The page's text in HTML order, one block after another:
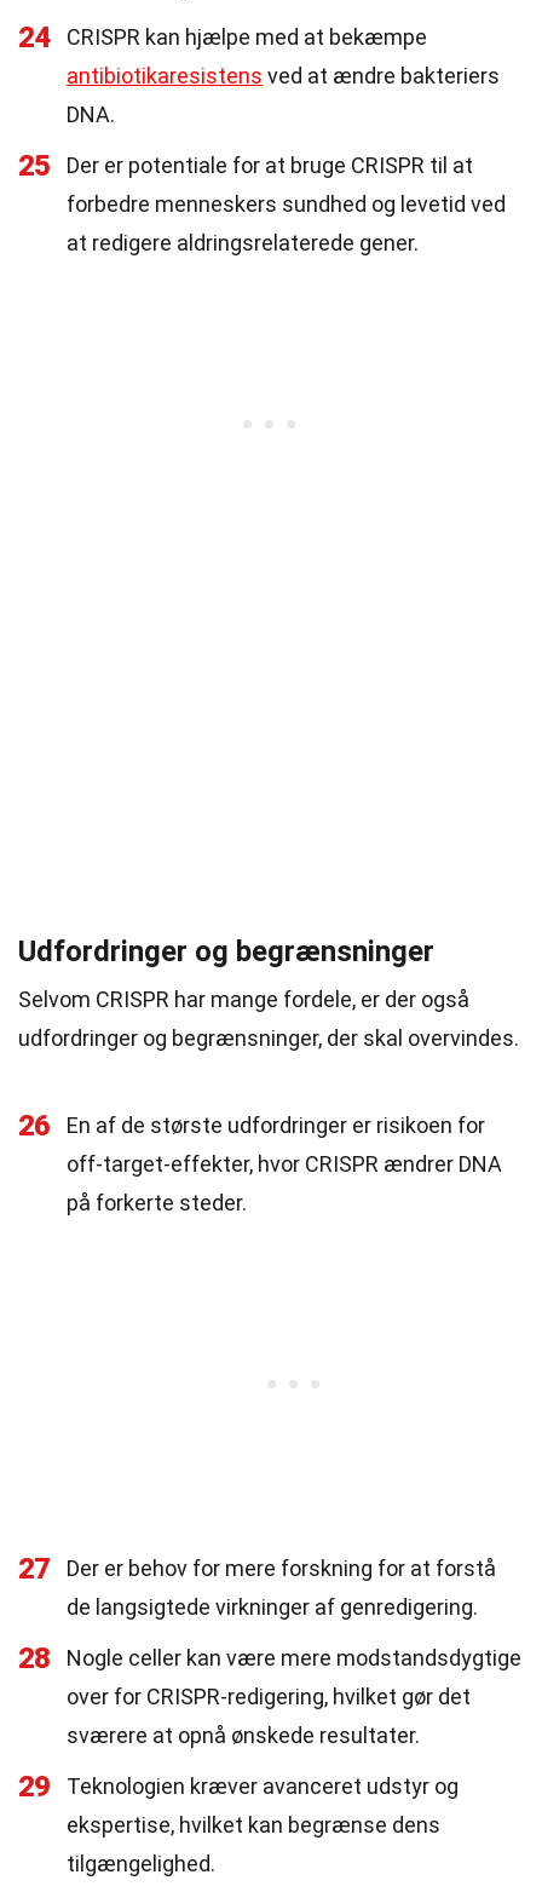
24
CRISPR kan hjælpe med at bekæmpe
antibiotikaresistens ved at ændre bakteriers
DNA.
25
Der er potentiale for at bruge CRISPR til at
forbedre menneskers sundhed og levetid ved
at redigere aldringsrelaterede gener.
Udfordringer og begrænsninger
Selvom CRISPR har mange fordele, er der også
udfordringer og begrænsninger, der skal overvindes.
26
En af de største udfordringer er risikoen for
off-target-effekter, hvor CRISPR ændrer DNA
på forkerte steder.
27
Der er behov for mere forskning for at forstå
de langsigtede virkninger af genredigering.
28
Nogle celler kan være mere modstandsdygtige
over for CRISPR-redigering, hvilket gør det
sværere at opnå ønskede resultater.
29
Teknologien kræver avanceret udstyr og
ekspertise, hvilket kan begrænse dens
tilgængelighed.